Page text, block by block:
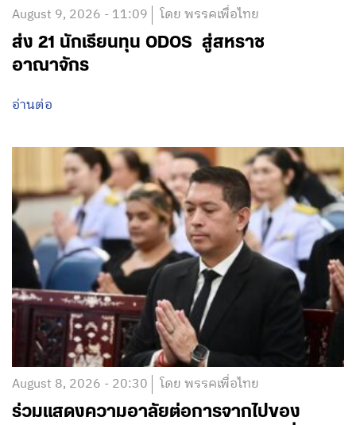
August 9, 2026 - 11:09 โดย พรรคเพื่อไทย
ส่ง 21 นักเรียนทุน ODOS สู่สหราช
อาณาจักร
อ่านต่อ
August 8, 2026 - 20:30 โดย พรรคเพื่อไทย
ร่วมแสดงความอาลัยต่อการจากไปของ